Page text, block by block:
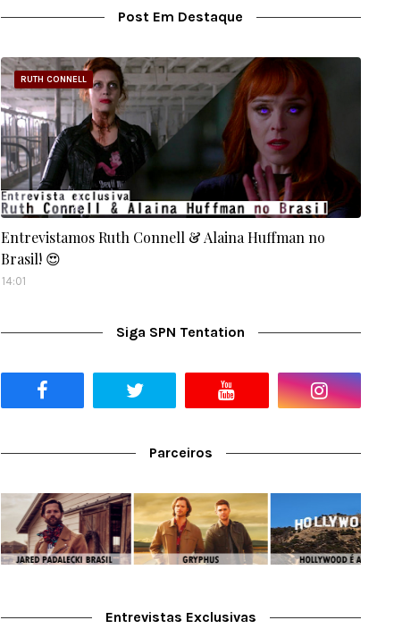
Post Em Destaque
RUTH CONNELL
Entrevistamos Ruth Connell & Alaina Huffman no
Brasil! 😍
14:01
Siga SPN Tentation
Parceiros
Entrevistas Exclusivas